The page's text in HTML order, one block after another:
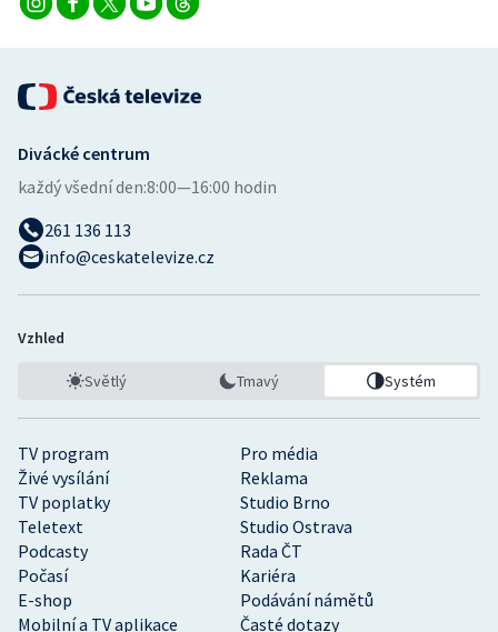
TV program
Pro média
Živé vysílání
Reklama
TV poplatky
Studio Brno
Teletext
Studio Ostrava
Podcasty
Rada ČT
Počasí
Kariéra
E-shop
Podávání námětů
Mobilní a TV aplikace
Časté dotazy
Divácké centrum
každý všední den:8:00—16:00 hodin
261 136 113
info@ceskatelevize.cz
Vzhled
Světlý Tmavý Systém